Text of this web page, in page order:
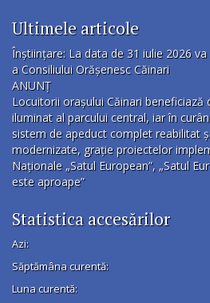
Ultimele articole
Înștiințare: La data de 31 iulie 2026
a Consiliului Orășenesc Căinari
ANUNȚ
Locuitorii orașului Căinari
iluminat al parcului central, iar în
sistem de apeduct complet reabilitat
modernizate, grație proiectelor
Naționale „Satul European”, „Satul
este aproape”
Statistica accesărilor
Azi:
Săptămâna curentă:
Luna curentă: